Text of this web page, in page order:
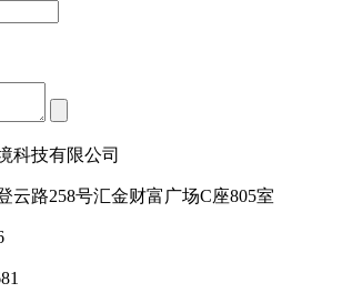
科技有限公司
云路258号汇金财富广场C座805室